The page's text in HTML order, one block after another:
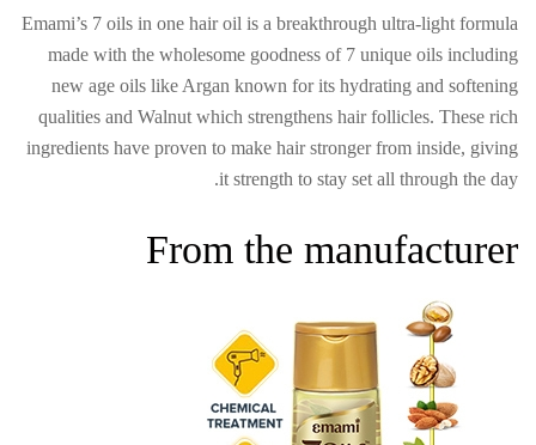
Emami’s 7 oils in one hair oil is a breakthrough ultra-light formula
made with the wholesome goodness of 7 unique oils including
new age oils like Argan known for its hydrating and softening
qualities and Walnut which strengthens hair follicles. These rich
ingredients have proven to make hair stronger from inside, giving
it strength to stay set all through the day.
From the manufacturer